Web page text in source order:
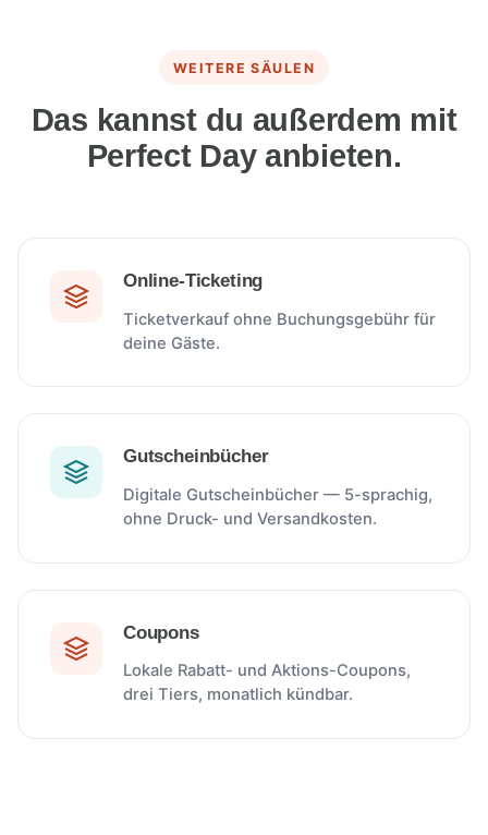
WEITERE SÄULEN
Das kannst du außerdem mit
Perfect Day anbieten.
Online-Ticketing
Ticketverkauf ohne Buchungsgebühr für
deine Gäste.
Gutscheinbücher
Digitale Gutscheinbücher — 5-sprachig,
ohne Druck- und Versandkosten.
Coupons
Lokale Rabatt- und Aktions-Coupons,
drei Tiers, monatlich kündbar.